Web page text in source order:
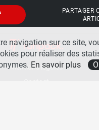
PARTAGER
Mentions légales
navigation sur ce site,
pour réaliser des
En savoir plus